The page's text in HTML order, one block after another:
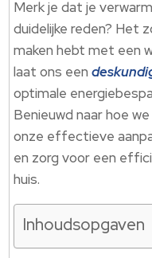
Merk je dat je
duidelijke reden? Het
maken hebt met een
laat ons een
optimale
Benieuwd naar hoe
onze effectieve
en zorg voor een
huis.​
Inhoudsopgaven